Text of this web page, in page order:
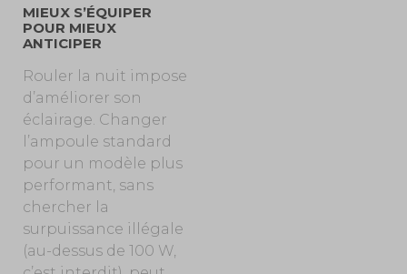
MIEUX S’ÉQUIPER
POUR MIEUX
ANTICIPER
Rouler la nuit impose
d’améliorer son
éclairage. Changer
l’ampoule standard
pour un modèle plus
performant, sans
chercher la
surpuissance illégale
(au-dessus de 100 W,